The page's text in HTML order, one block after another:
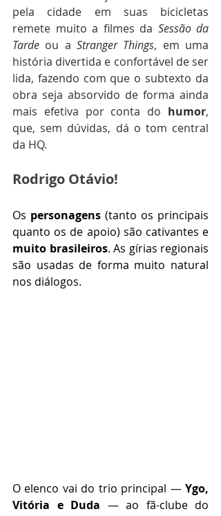
pela cidade em suas bicicletas
remete muito a filmes da Sessão da
Tarde ou a Stranger Things, em uma
história divertida e confortável de ser
lida, fazendo com que o subtexto da
obra seja absorvido de forma ainda
mais efetiva por conta do humor,
que, sem dúvidas, dá o tom central
da HQ.
Rodrigo Otávio!
Os personagens (tanto os principais
muito brasileiros. As gírias regionais
são usadas de forma muito natural
nos diálogos.
O elenco vai do trio principal — Ygo,
Vitória e Duda